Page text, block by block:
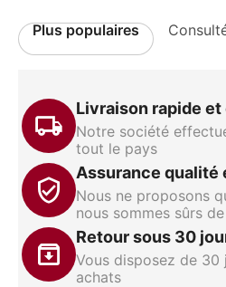
Plus populaires
Livraison rapide et
Notre société
tout le pays
Assurance qualité
Nous ne proposons
nous sommes sûrs
Retour sous 30
Vous disposez de
achats